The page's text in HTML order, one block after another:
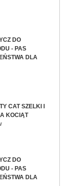
DO
- PAS
DLA
CAT SZELKI I
KOCIĄT
DO
- PAS
DLA